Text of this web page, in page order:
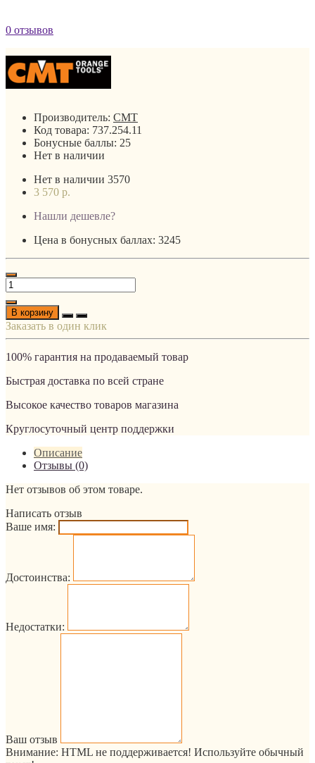
0 отзывов
Производитель: CMT
Код товара: 737.254.11
Бонусные баллы: 25
Нет в наличии
Нет в наличии 3570
3 570 р.
Нашли дешевле?
Цена в бонусных баллах: 3245
В корзину
Заказать в один клик
100% гарантия на продаваемый товар
Быстрая доставка по всей стране
Высокое качество товаров магазина
Круглосуточный центр поддержки
Описание
Отзывы (0)
Нет отзывов об этом товаре.
Написать отзыв
Ваше имя:
Достоинства:
Недостатки:
Ваш отзыв
Внимание: HTML не поддерживается! Используйте обычный